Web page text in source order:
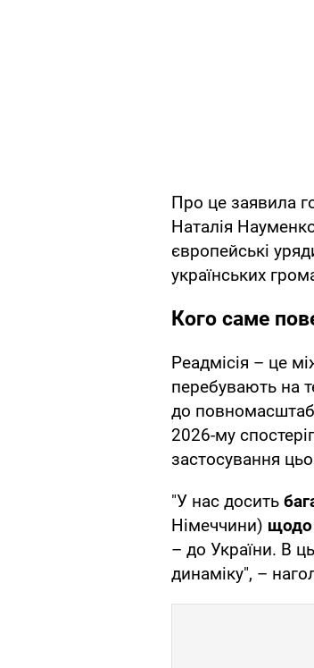
Про це заявила
Наталія
європейські
українських
Кого саме
Реадмісія – це
перебувають на
до
2026-му
застосування
"У нас досить
Німеччини) щодо
– до України. В
динаміку", –